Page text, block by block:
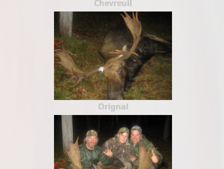
Chevreuil
Orignal